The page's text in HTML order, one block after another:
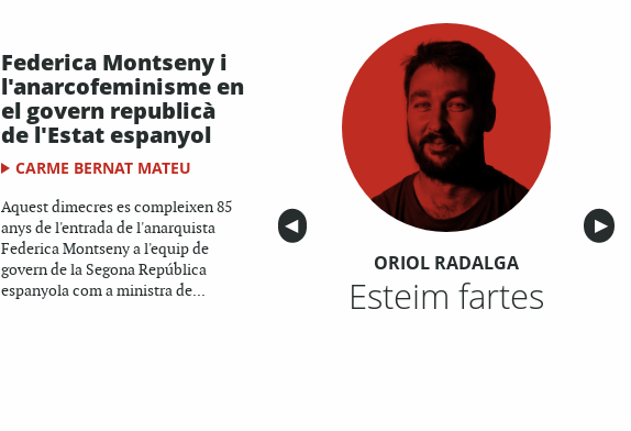
Federica Montseny i
l'anarcofeminisme en
el govern republicà
de l'Estat espanyol
CARME BERNAT MATEU
Aquest dimecres es compleixen 85
anys de l'entrada de l'anarquista
Federica Montseny a l'equip de
govern de la Segona República
espanyola com a ministra de...
Anterior
◀︎ ▶︎
ORIOL RADALGA
Esteim fartes